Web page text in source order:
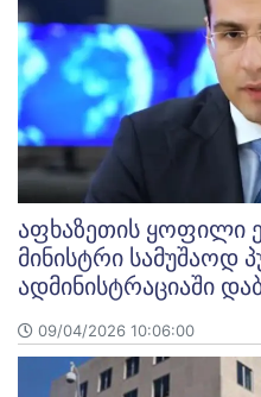
აფხაზეთის ყოფილი
მინისტრი სამუშაოდ
ადმინისტრაციაში
09/04/2026 10:06:00